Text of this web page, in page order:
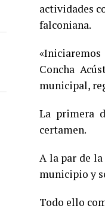
actividades
falconiana.
Concha
municipal,
La primera
certamen.
A la par de
municipio y
Todo ello